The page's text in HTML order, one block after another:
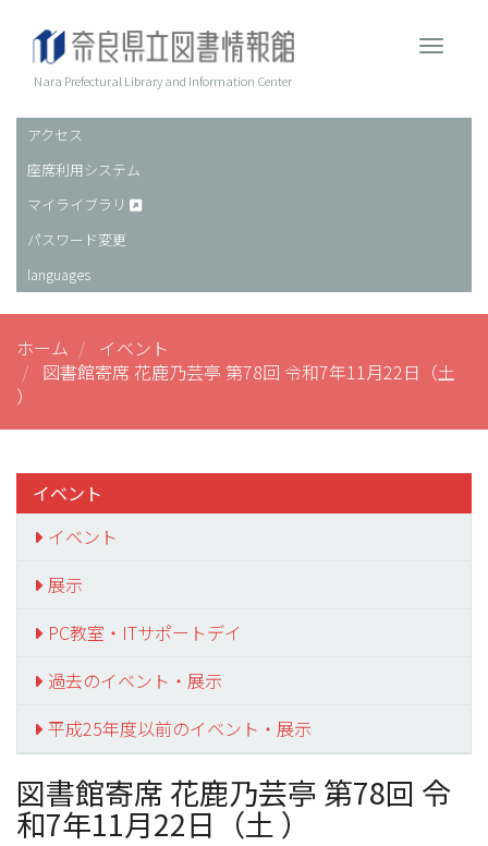
Nara Prefectural Library and Information Center
ヘ
ッ
ダ
ー
アクセス
座席利用システム
マイライブラリ
パスワード変更
languages
ホーム
イベント
図書館寄席 花鹿乃芸亭 第78回 令和7年11月22日（土
）
イベント
イベント
展示
PC教室・ITサポートデイ
過去のイベント・展示
平成25年度以前のイベント・展示
図書館寄席 花鹿乃芸亭 第78回 令
和7年11月22日（土 ）